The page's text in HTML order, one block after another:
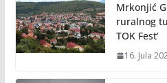
Mrkonjić
ruralnog
TOK Fest’
16. Jula